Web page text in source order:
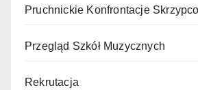
Pruchnickie Konfrontacje
Przegląd Szkół Muzycznych
Rekrutacja